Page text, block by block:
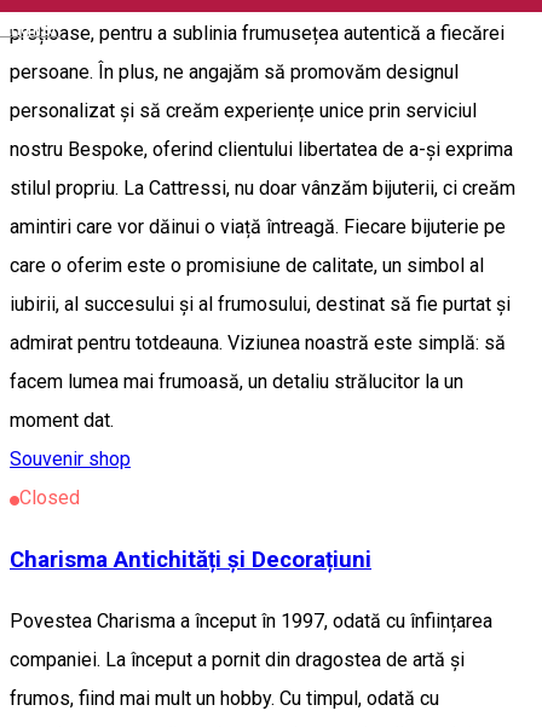
English
prețioase, pentru a sublinia frumusețea autentică a fiecărei
persoane. În plus, ne angajăm să promovăm designul
personalizat și să creăm experiențe unice prin serviciul
nostru Bespoke, oferind clientului libertatea de a-și exprima
stilul propriu. La Cattressi, nu doar vânzăm bijuterii, ci creăm
amintiri care vor dăinui o viață întreagă. Fiecare bijuterie pe
care o oferim este o promisiune de calitate, un simbol al
iubirii, al succesului și al frumosului, destinat să fie purtat și
admirat pentru totdeauna. Viziunea noastră este simplă: să
facem lumea mai frumoasă, un detaliu strălucitor la un
moment dat.
Souvenir shop
Closed
Charisma Antichități și Decorațiuni
Povestea Charisma a început în 1997, odată cu înființarea
companiei. La început a pornit din dragostea de artă și
frumos, fiind mai mult un hobby. Cu timpul, odată cu